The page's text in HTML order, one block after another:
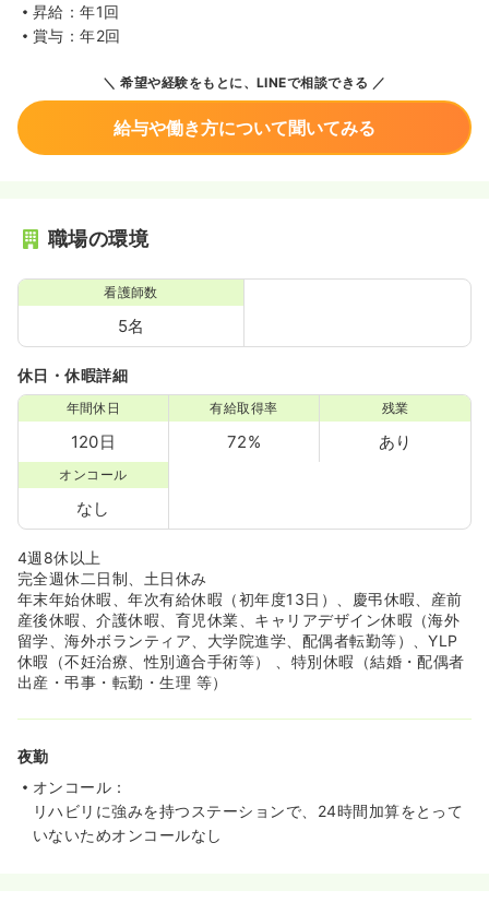
昇給：年1回
賞与：年2回
希望や経験をもとに、LINEで相談できる
給与や働き方について聞いてみる
職場の環境
看護師数
5名
休日・休暇詳細
年間休日
120日
有給取得率
72%
残業
あり
オンコール
なし
4週8休以上
完全週休二日制、土日休み
年末年始休暇、年次有給休暇（初年度13日）、慶弔休暇、産前
産後休暇、介護休暇、育児休業、キャリアデザイン休暇（海外
留学、海外ボランティア、大学院進学、配偶者転勤等）、YLP
休暇（不妊治療、性別適合手術等） 、特別休暇（結婚・配偶者
出産・弔事・転勤・生理 等）
夜勤
オンコール：
リハビリに強みを持つステーションで、24時間加算をとって
いないためオンコールなし